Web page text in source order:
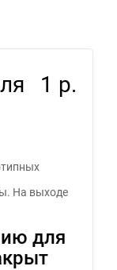
1 р.
На выходе
для